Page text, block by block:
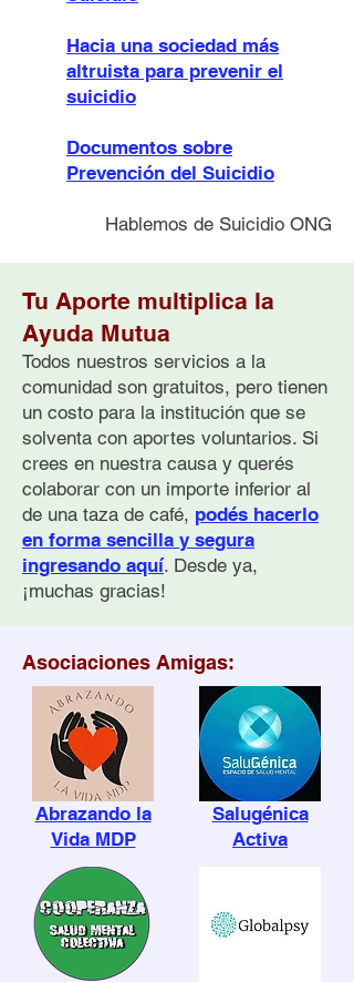
Hacia una sociedad más
altruista para prevenir el
suicidio
Documentos sobre
Prevención del Suicidio
Hablemos de Suicidio ONG
Tu Aporte multiplica la
Ayuda Mutua
Todos nuestros servicios a la
comunidad son gratuitos, pero tienen
un costo para la institución que se
solventa con aportes voluntarios. Si
crees en nuestra causa y querés
colaborar con un importe inferior al
de una taza de café, podés hacerlo
en forma sencilla y segura
ingresando aquí. Desde ya,
¡muchas gracias!
Asociaciones Amigas:
Abrazando la
Vida MDP
Salugénica
Activa